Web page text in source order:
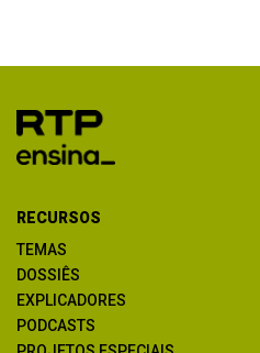
RECURSOS
TEMAS
DOSSIÊS
EXPLICADORES
PODCASTS